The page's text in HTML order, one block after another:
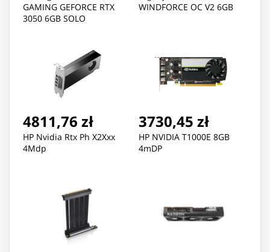
GAMING GEFORCE RTX
3050 6GB SOLO
WINDFORCE OC V2 6GB
4811,76 zł
HP Nvidia Rtx Ph X2Xxx
4Mdp
3730,45 zł
HP NVIDIA T1000E 8GB
4mDP